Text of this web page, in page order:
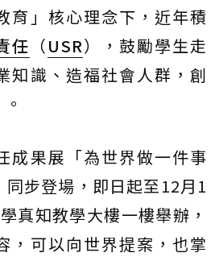
育」核心理念下，近年積
任 （USR），鼓勵學生走
知識、造福社會人群，創
成果展「為世界做一件事
步登場，即日起至12月1
真知教學大樓一樓舉辦，
，可以向世界提案，也掌